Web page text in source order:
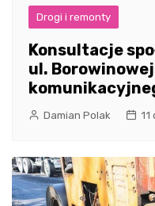
Drogi i remonty
Konsultacje
ul. Borowinowej
Damian Polak